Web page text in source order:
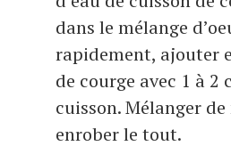
dans le mélange
rapidement, ajouter
de courge avec 1 à 2
cuisson. Mélanger
enrober le tout.